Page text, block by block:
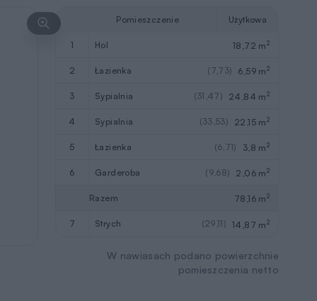
Pomieszczenie Użytkowa
1 hol 18,72 m2
2 łazienka (7,73) 6,59 m2
3 sypialnia (31,47) 24,84 m2
4 sypialnia (33,53) 22,15 m2
5 łazienka (6,71) 3,8 m2
6 garderoba (9,68) 2,06 m2
Razem 78,16 m2
7 strych (29,11) 14,87 m2
W nawiasach podano powierzchnie
pomieszczenia netto